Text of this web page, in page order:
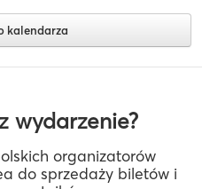
kalendarza
wydarzenie?
organizatorów
do sprzedaży biletów i